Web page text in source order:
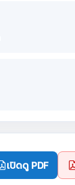
เปิดดู PDF